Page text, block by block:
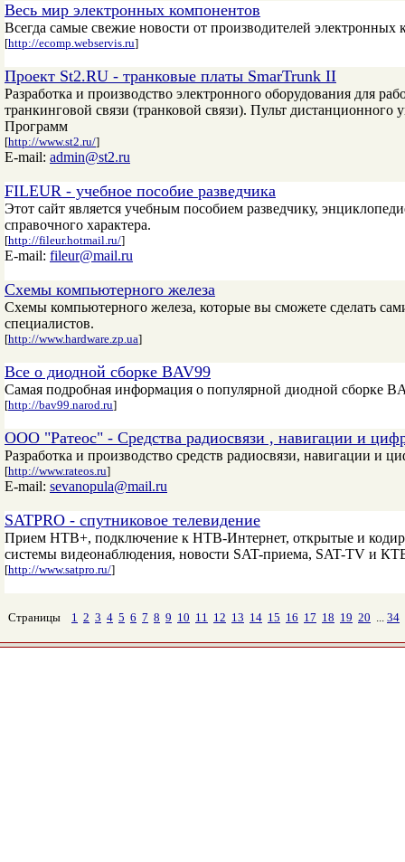
Весь мир электронных компонентов
Всегда самые свежие новости от производителей
[http://ecomp.webservis.ru]
Проект St2.RU - транковые платы SmarTrunk II
Разработка и производство электронного оборудования для
транкинговой связи (транковой связи). Пульт
Программ
[http://www.st2.ru/]
E-mail: admin@st2.ru
FILEUR - учебное пособие разведчика
Этот сайт является учебным пособием разведчику,
справочного характера.
[http://fileur.hotmail.ru/]
E-mail: fileur@mail.ru
Схемы компьютерного железа
Схемы компьютерного железа, которые вы сможете сделать
специалистов.
[http://www.hardware.zp.ua]
Все о диодной сборке BAV99
Самая подробная информация о популярной диодной сборке
[http://bav99.narod.ru]
ООО "Ратеос" - Средства радиосвязи , навигации и
Разработка и производство средств радиосвязи, навигации и
[http://www.rateos.ru]
E-mail: sevanopula@mail.ru
SATPRO - спутниковое телевидение
Прием НТВ+, подключение к НТВ-Интернет, открытые и
системы видеонаблюдения, новости SAT-приема, SAT-TV и
[http://www.satpro.ru/]
Страницы 1 2 3 4 5 6 7 8 9 10 11 12 13 14 15 16 17 18 19 20 ... 34